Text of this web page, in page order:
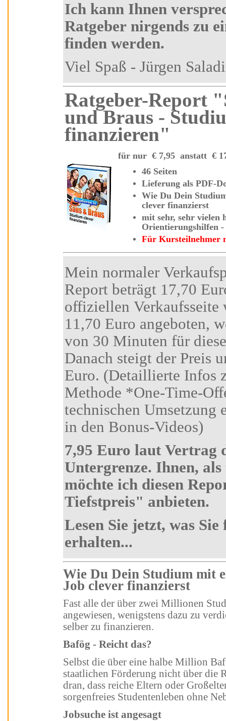
Ich kann Ihnen versprechen, dass Sie diesen
Ratgeber nirgends zu einem
finden werden.
Viel Spaß - Jürgen
Ratgeber-Report "Studieren in Saus
und Braus -
finanzieren"
für nur € 7,95 anstatt €
46 Seiten
Lieferung als
Wie Du Dein Studium mit einen passenden Studenten-Job
clever finanzierst
mit sehr, sehr vielen hilfreichen Tipps und
Für
Mein normaler Verkaufspreis für diesen Insider-
Report beträgt 17,70 Euro. Den Besuchern der
offiziellen Verkaufsseite wird ein
11,70 Euro angeboten, wenn
von 30 Minuten für
Danach steigt der Preis
Euro. (Detaillierte Infos zu dieser Marketing-
Methode *One-Time-Offer-Tool* und zur
technischen Umsetzung erhalten Sie in Kursteil 6
in den Bonus-Videos)
7,95 Euro laut Vertrag die absolute
Untergrenze. Ihnen, als treuen Kursteilnehmer
möchte ich diesen Report zum absoluten "Aldi-
Tiefstpreis" anbieten.
Lesen Sie jetzt, was Sie für 7,95 Euro alles
erhalten...
Wie Du Dein Studium mit einem passenden Studenten-
Job clever finanzierst
Fast alle der über zwei Millionen Studenten in Deutschland sind darauf
angewiesen, wenigstens dazu zu
selber zu finanzieren.
Bafög - Reicht das?
Selbst die über eine halbe Million Bafög-Empfänger kommen mit der
staatlichen Förderung nicht über die Runden. Nur die Wenigsten sind so gut
dran, dass reiche Eltern oder Großeltern ihnen genug zustecken, um ein
sorgenfreies Studentenleben ohne
Jobsuche ist angesagt